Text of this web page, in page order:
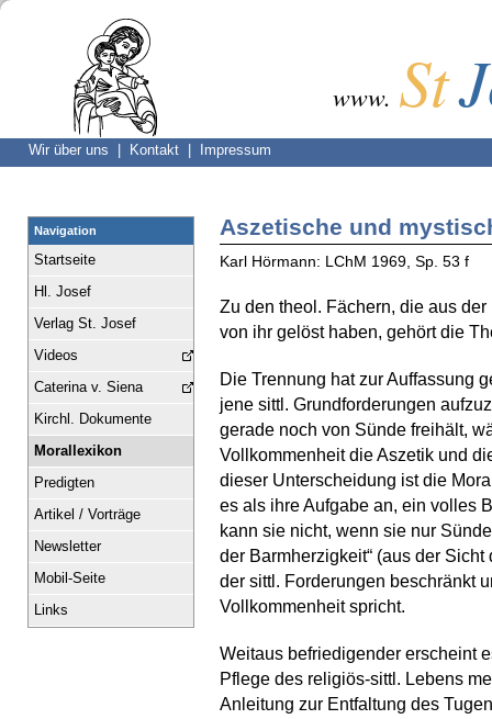
www. St
Wir über uns | Kontakt | Impressum
Navigation
Startseite
Hl. Josef
Verlag St. Josef
Videos
Caterina v. Siena
Kirchl. Dokumente
Morallexikon
Predigten
Artikel / Vorträge
Newsletter
Mobil-Seite
Links
Aszetische und
Karl Hörmann: LChM 1969, Sp. 53 f
Zu den theol. Fächern, die aus
von ihr gelöst haben, gehört die
Die Trennung hat zur Auffassung
jene sittl. Grundforderungen
gerade noch von Sünde freihält,
Vollkommenheit die Aszetik und
dieser Unterscheidung ist die
es als ihre Aufgabe an, ein volles
kann sie nicht, wenn sie nur
der Barmherzigkeit“ (aus der
der sittl. Forderungen beschränkt
Vollkommenheit spricht.
Weitaus befriedigender erscheint
Pflege des religiös-sittl. Lebens
Anleitung zur Entfaltung des